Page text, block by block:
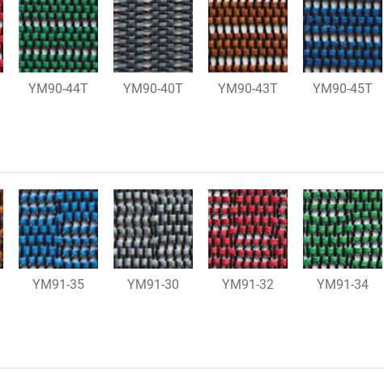
YM90-44T YM90-40T YM90-43T YM90-45T
YM91-35 YM91-30 YM91-32 YM91-34